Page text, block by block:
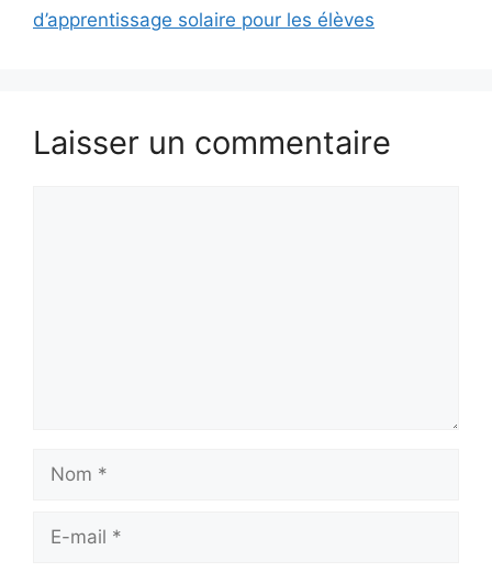
d’apprentissage solaire pour les élèves
Laisser un commentaire
Nom